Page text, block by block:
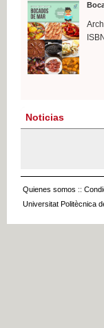
Noticias
Quienes somos ::
Universitat Politècnica